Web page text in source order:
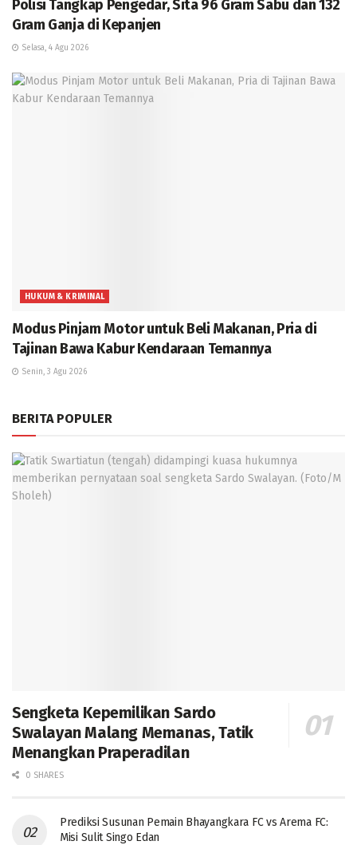
Polisi Tangkap Pengedar, Sita 96 Gram Sabu dan 132
Gram Ganja di Kepanjen
Selasa, 4 Agu 2026
HUKUM & KRIMINAL
Modus Pinjam Motor untuk Beli Makanan, Pria di
Tajinan Bawa Kabur Kendaraan Temannya
Senin, 3 Agu 2026
BERITA POPULER
Sengketa Kepemilikan Sardo
Swalayan Malang Memanas, Tatik
Menangkan Praperadilan
0 SHARES
Prediksi Susunan Pemain Bhayangkara FC vs Arema FC:
Misi Sulit Singo Edan